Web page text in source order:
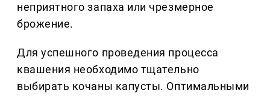
неприятного запаха или чрезмерное
брожение.
Для успешного проведения процесса
квашения необходимо тщательно
выбирать кочаны капусты. Оптимальными